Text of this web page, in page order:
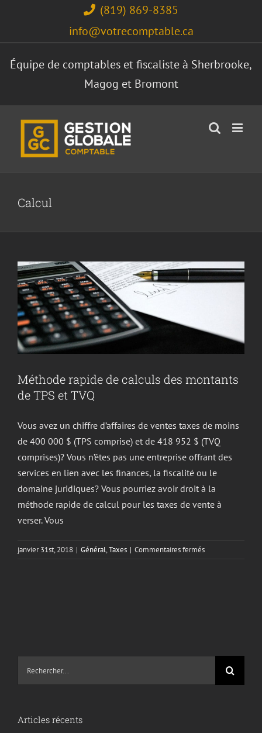
(819) 869-8385
info@votrecomptable.ca
Équipe de comptables et fiscaliste à Sherbrooke,
Magog et Bromont
Calcul
montants de TPS et TVQ
Méthode rapide de calculs des montants
de TPS et TVQ
Vous avez un chiffre d’affaires de ventes taxes de moins
de 400 000 $ (TPS comprise) et de 418 952 $ (TVQ
comprises)? Vous n’êtes pas une entreprise offrant des
services en lien avec les finances, la fiscalité ou le
domaine juridiques? Vous pourriez avoir droit à la
méthode rapide de calcul pour les taxes de vente à
verser. Vous
janvier 31st, 2018 | Général,Taxes | Commentaires ferméssur
et
:
Articles récents